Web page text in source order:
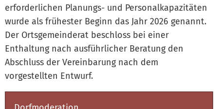
erforderlichen Planungs- und Personalkapazitäten
wurde als frühester Beginn das Jahr 2026 genannt.
Der Ortsgemeinderat beschloss bei einer
Enthaltung nach ausführlicher Beratung den
Abschluss der Vereinbarung nach dem
vorgestellten Entwurf.